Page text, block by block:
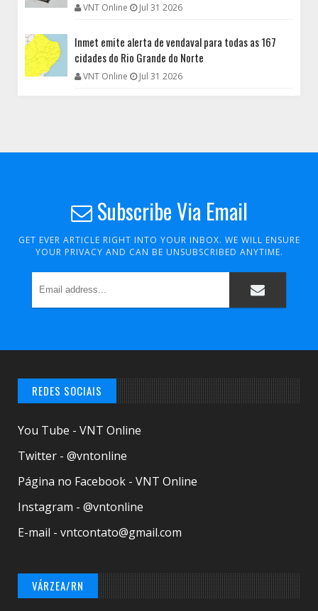
VNT Online Jul 31 2026
Inmet emite alerta de vendaval para todas as 167
cidades do Rio Grande do Norte
VNT Online Jul 31 2026
Subscribe Via Email
GET EVER ARTICLE RIGHT INTO YOUR INBOX. WE WILL ENSURE
YOUR PRIVACY AND CAN BE UNSUBSCRIBED ANYTIME.
REDES SOCIAIS
You Tube - VNT Online
Twitter - @vntonline
Página no Facebook - VNT Online
Instagram - @vntonline
E-mail - vntcontato@gmail.com
VÁRZEA/RN